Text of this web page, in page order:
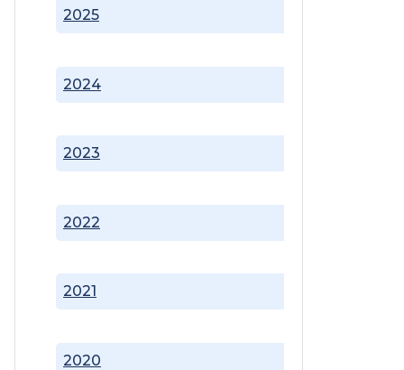
2020
2021
2022
2023
2024
2025